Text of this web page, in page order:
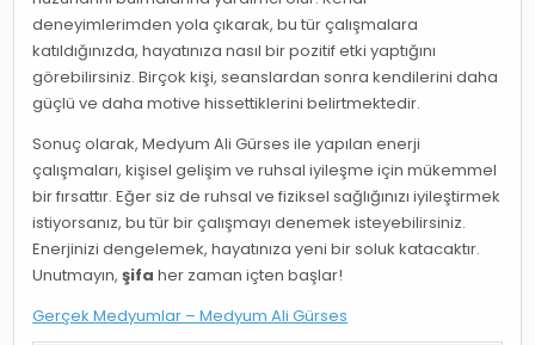
deneyimlerimden yola çıkarak, bu tür çalışmalara
katıldığınızda, hayatınıza nasıl bir pozitif etki yaptığını
görebilirsiniz. Birçok kişi, seanslardan sonra kendilerini daha
güçlü ve daha motive hissettiklerini belirtmektedir.
Sonuç olarak, Medyum Ali Gürses ile yapılan enerji
çalışmaları, kişisel gelişim ve ruhsal iyileşme için mükemmel
bir fırsattır. Eğer siz de ruhsal ve fiziksel sağlığınızı iyileştirmek
istiyorsanız, bu tür bir çalışmayı denemek isteyebilirsiniz.
Enerjinizi dengelemek, hayatınıza yeni bir soluk katacaktır.
Unutmayın,şifa her zaman içten başlar!
Gerçek Medyumlar – Medyum Ali Gürses